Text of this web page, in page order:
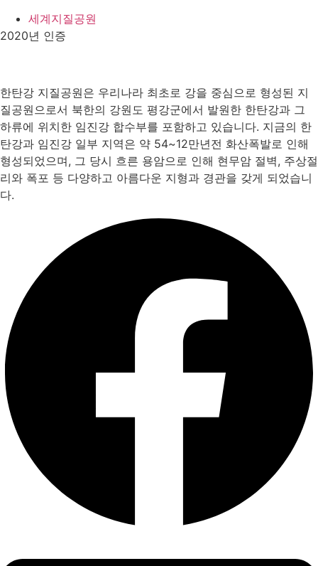
세계지질공원
2020년 인증
한탄강 지질공원은 우리나라 최초로 강을 중심으로 형성된 지
질공원으로서 북한의 강원도 평강군에서 발원한 한탄강과 그
하류에 위치한 임진강 합수부를 포함하고 있습니다. 지금의 한
탄강과 임진강 일부 지역은 약 54~12만년전 화산폭발로 인해
형성되었으며, 그 당시 흐른 용암으로 인해 현무암 절벽, 주상절
리와 폭포 등 다양하고 아름다운 지형과 경관을 갖게 되었습니
다.